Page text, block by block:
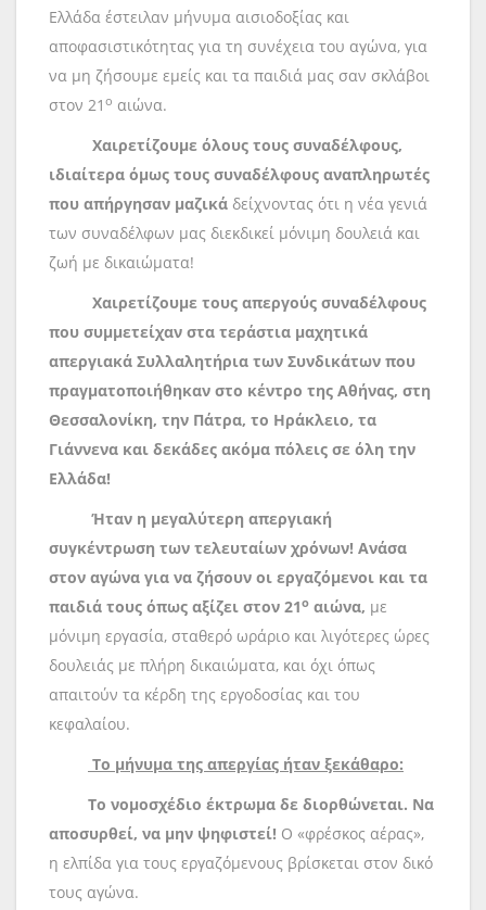
Ελλάδα έστειλαν μήνυμα αισιοδοξίας και
αποφασιστικότητας για τη συνέχεια του αγώνα, για
να μη ζήσουμε εμείς και τα παιδιά μας σαν σκλάβοι
στον 21 ο αιώνα.
Χαιρετίζουμε όλους τους συναδέλφους,
ιδιαίτερα όμως τους συναδέλφους αναπληρωτές
που απήργησαν μαζικά δείχνοντας ότι η νέα γενιά
των συναδέλφων μας διεκδικεί μόνιμη δουλειά και
ζωή με δικαιώματα!
Χαιρετίζουμε τους απεργούς συναδέλφους
που συμμετείχαν στα τεράστια μαχητικά
απεργιακά Συλλαλητήρια των Συνδικάτων που
πραγματοποιήθηκαν στο κέντρο της Αθήνας, στη
Θεσσαλονίκη, την Πάτρα, το Ηράκλειο, τα
Γιάννενα και δεκάδες ακόμα πόλεις σε όλη την
Ελλάδα!
Ήταν η μεγαλύτερη απεργιακή
συγκέντρωση των τελευταίων χρόνων! Ανάσα
στον αγώνα για να ζήσουν οι εργαζόμενοι και τα
παιδιά τους όπως αξίζει στον 21ο αιώνα, με
μόνιμη εργασία, σταθερό ωράριο και λιγότερες ώρες
δουλειάς με πλήρη δικαιώματα, και όχι όπως
απαιτούν τα κέρδη της εργοδοσίας και του
κεφαλαίου.
Το μήνυμα της απεργίας ήταν ξεκάθαρο:
Το νομοσχέδιο έκτρωμα δε διορθώνεται. Να
αποσυρθεί, να μην ψηφιστεί! Ο «φρέσκος αέρας»,
η ελπίδα για τους εργαζόμενους βρίσκεται στον δικό
τους αγώνα.